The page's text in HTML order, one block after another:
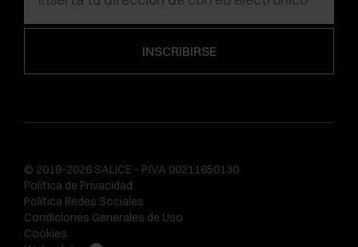
© 2019-2026 SALICE - P.IVA 00211650130
Política de Privacidad
Política Redes Sociales
Condiciones Generales de Uso
Cookies